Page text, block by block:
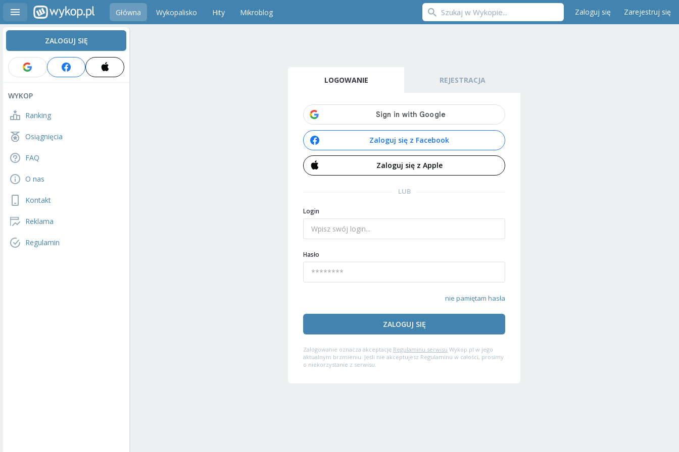
Główna Wykopalisko Hity Mikroblog Zaloguj się Zarejestruj się
ZALOGUJ SIĘ
WYKOP
Ranking
Osiągnięcia
FAQ
O nas
Kontakt
Reklama
Regulamin
LOGOWANIE REJESTRACJA
Zaloguj się z Facebook
Zaloguj się z Apple
LUB
Login
Hasło
nie pamiętam hasła
ZALOGUJ SIĘ
Zalogowanie oznacza akceptację Regulaminu serwisu Wykop.pl w jego
aktualnym brzmieniu. Jeśli nie akceptujesz Regulaminu w całości, prosimy
o niekorzystanie z serwisu.